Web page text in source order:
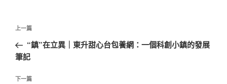
文
導
覽
上
一
篇
章
上一篇
“鎮”在立異｜東升甜心台包養網：一個科創小鎮的發展
筆記
下
下一篇